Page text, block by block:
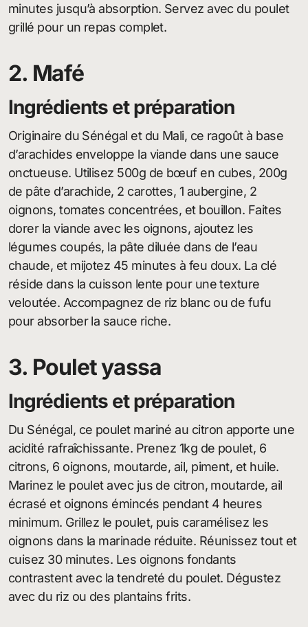
minutes jusqu’à absorption. Servez avec du poulet
grillé pour un repas complet.
2. Mafé
Ingrédients et préparation
Originaire du Sénégal et du Mali, ce ragoût à base
d’arachides enveloppe la viande dans une sauce
onctueuse. Utilisez 500g de bœuf en cubes, 200g
de pâte d’arachide, 2 carottes, 1 aubergine, 2
oignons, tomates concentrées, et bouillon. Faites
dorer la viande avec les oignons, ajoutez les
légumes coupés, la pâte diluée dans de l’eau
chaude, et mijotez 45 minutes à feu doux. La clé
réside dans la cuisson lente pour une texture
veloutée. Accompagnez de riz blanc ou de fufu
pour absorber la sauce riche.
3. Poulet yassa
Ingrédients et préparation
Du Sénégal, ce poulet mariné au citron apporte une
acidité rafraîchissante. Prenez 1kg de poulet, 6
citrons, 6 oignons, moutarde, ail, piment, et huile.
Marinez le poulet avec jus de citron, moutarde, ail
écrasé et oignons émincés pendant 4 heures
minimum. Grillez le poulet, puis caramélisez les
oignons dans la marinade réduite. Réunissez tout et
cuisez 30 minutes. Les oignons fondants
contrastent avec la tendreté du poulet. Dégustez
avec du riz ou des plantains frits.